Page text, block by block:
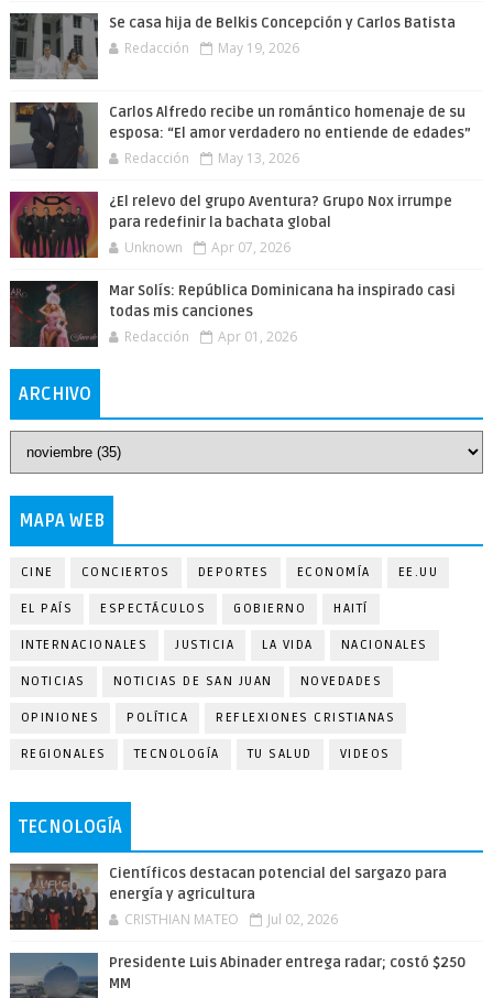
Se casa hija de Belkis Concepción y Carlos Batista
Redacción May 19, 2026
Carlos Alfredo recibe un romántico homenaje de su
esposa: “El amor verdadero no entiende de edades”
Redacción May 13, 2026
¿El relevo del grupo Aventura? Grupo Nox irrumpe
para redefinir la bachata global
Unknown Apr 07, 2026
Mar Solís: República Dominicana ha inspirado casi
todas mis canciones
Redacción Apr 01, 2026
ARCHIVO
MAPA WEB
CINE CONCIERTOS DEPORTES ECONOMÍA EE.UU
EL PAÍS ESPECTÁCULOS GOBIERNO HAITÍ
INTERNACIONALES JUSTICIA LA VIDA NACIONALES
NOTICIAS NOTICIAS DE SAN JUAN NOVEDADES
OPINIONES POLÍTICA REFLEXIONES CRISTIANAS
REGIONALES TECNOLOGÍA TU SALUD VIDEOS
TECNOLOGÍA
Científicos destacan potencial del sargazo para
energía y agricultura
CRISTHIAN MATEO Jul 02, 2026
Presidente Luis Abinader entrega radar; costó $250
MM